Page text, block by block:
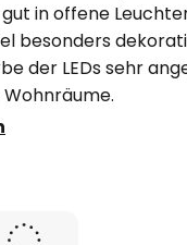
in offene
besonders
der LEDs sehr
Glühlampe.
Glühlampe 23 W